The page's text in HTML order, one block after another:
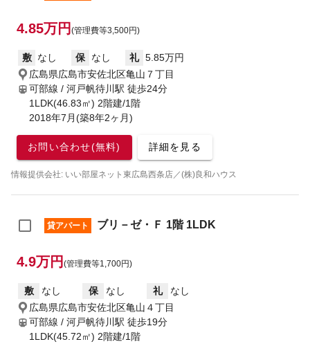
4.85万円 (管理費等3,500円)
敷 なし 保 なし 礼 5.85万円
広島県広島市安佐北区亀山７丁目
可部線 / 河戸帆待川駅 徒歩24分
1LDK(46.83㎡) 2階建/1階
2018年7月(築8年2ヶ月)
お問い合わせ(無料) 詳細を見る
情報提供会社: いい部屋ネット東広島西条店／(株)良和ハウス
貸アパート ブリ－ゼ・Ｆ 1階 1LDK
4.9万円 (管理費等1,700円)
敷 なし 保 なし 礼
なし
広島県広島市安佐北区亀山４丁目
可部線 / 河戸帆待川駅 徒歩19分
1LDK(45.72㎡) 2階建/1階